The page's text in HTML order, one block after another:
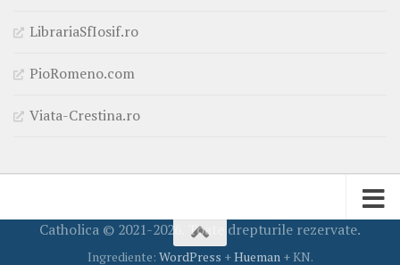
LibrariaSfIosif.ro
PioRomeno.com
Viata-Crestina.ro
Catholica © 2021-2026. Toate drepturile rezervate.
Ingrediente: WordPress +Hueman+ KN.